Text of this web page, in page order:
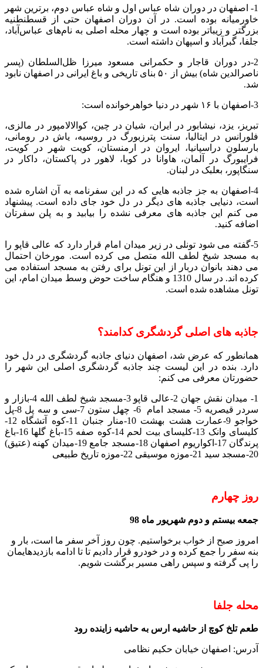
1- اصفهان در دوران شاه عباس اول و شاه عباس دوم، برترین شهر
خاورمیانه بوده است. در آن دوران اصفهان حتی از قسطنطنیه
بزرگتر و زیباتر بوده است و چهار محله اصلی به نام‌های عباس‌آباد،
جلفا، گبرآباد و اسپهان داشته است.
2-در دوران قاجار و حکمرانی مسعود میرزا ظل‌السلطان (پسر
ناصرالدین شاه) بیش از ۵۰ بنای تاریخی و باغ ایرانی در اصفهان نابود
شد.
3-اصفهان با ۱۶ شهر در دنیا خواهرخوانده است:
تبریز، یزد، نیشابور در ایران، شیان در چین، کوالالامپور در مالزی،
فلورانس در ایتالیا، سنت پترزبورگ در روسیه، یاش در رومانی،
بارسلون دراسپانیا، ایروان در ارمنستان، کویت شهر در کویت،
فرایبورگ در آلمان، هاوانا در کوبا، لاهور در پاکستان، داکار در
سنگاپور، بعلبک در لبنان.
4-اصفهان به جز جاذبه هایی که در این سفرنامه به آن اشاره شده
است، دنیایی جاذبه های دیگر در دل خود جای داده است. پیشنهاد
می کنم این جاذبه های معرفی نشده را بیابید و به پلن سفرتان
اضافه کنید.
5-گفته می شود تونلی در زیر میدان امام قرار دارد که عالی قاپو را
به مسجد شیخ لطف الله متصل می کرده است. مورخان احتمال
می دهند بانوان دربار از این تونل برای رفتن به مسجد استفاده می
کرده اند. در سال 1310 و هنگام ساخت حوض وسط میدان امام، این
تونل مشاهده شده است.
جاذبه های اصلی گردشگری کدامند؟
همانطور که عرض شد، اصفهان دنیای جاذبه گردشگری در دل خود
دارد. بنده در این لیست چند جاذبه گردشگری اصلی این شهر را
حضورتان معرفی می کنم:
1- میدان نقش جهان 2-عالی قاپو 3-مسجد شیخ لطف الله 4-بازار و
سردر قیصریه 5- مسجد امام 6- چهل ستون 7-سی و سه پل 8-پل
خواجو 9-عمارت هشت بهشت 10-منار جنبان 11-کوه آتشگاه 12-
کلیسای وانک 13-کلیسای بیت لحم 14-کوه صفه 15-باغ گلها 16-باغ
پرندگان 17-اکواریوم اصفهان 18-مسجد جامع 19-میدان کهنه (عتیق)
20-مسجد سید 21-موزه موسیقی 22-موزه تاریخ طبیعی
روز چهارم
جمعه بیستم و دوم شهریور ماه 98
امروز صبح از خواب برخواستیم. چون روز آخر سفر ما است، بار و
بنه سفر را جمع کرده و در خودرو قرار دادیم تا تا ادامه بازدیدهایمان
را پی گرفته و سپس راهی مسیر برگشت شویم.
محله جلفا
طعم تلخ کوچ از حاشیه ارس به حاشیه زاینده رود
آدرس: اصفهان خیابان حکیم نظامی